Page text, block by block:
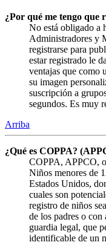
¿Por qué me tengo que
No está obligado a
Administradores y
registrarse para
estar registrado le
ventajas que como
su imagen
suscripción a
segundos. Es muy
Arriba
¿Qué es COPPA?
COPPA, APPCO,
Niños menores de
Estados Unidos,
cuales son
registro de niños
de los padres o
guardia legal, que
identificable de un